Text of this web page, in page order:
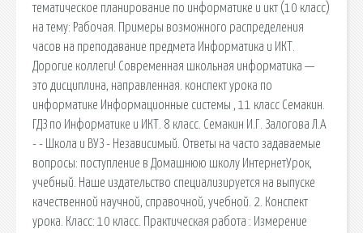
тематическое планирование по информатике и икт (10 класс)
на тему: Рабочая. Примеры возможного распределения
часов на преподавание предмета Информатика и ИКТ.
Дорогие коллеги! Современная школьная информатика —
это дисциплина, направленная. конспект урока по
информатике Информационные системы , 11 класс Семакин.
ГДЗ по Информатике и ИКТ. 8 класс. Семакин И.Г. Залогова Л.А
- - Школа и ВУЗ - Независимый. Ответы на часто задаваемые
вопросы: поступление в Домашнюю школу ИнтернетУрок,
учебный. Наше издательство специализируется на выпуске
качественной научной, справочной, учебной. 2. Конспект
урока. Класс: 10 класс. Практическая работа : Измерение